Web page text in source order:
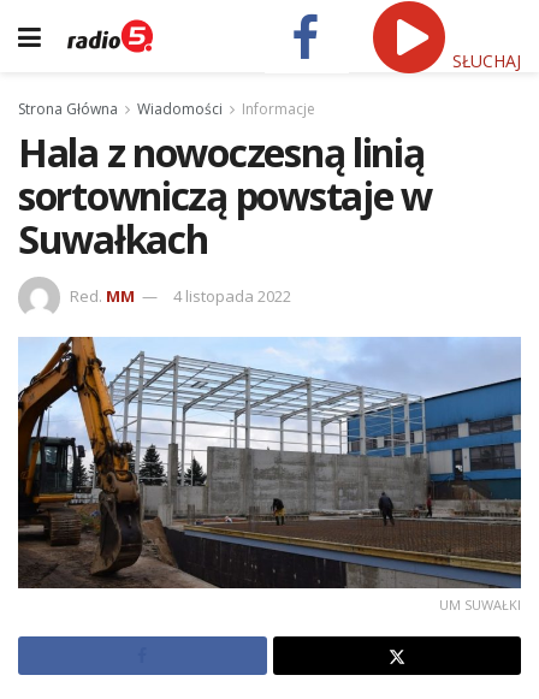
SŁUCHAJ
Strona Główna Wiadomości Informacje
Hala z nowoczesną linią
sortowniczą powstaje w
Suwałkach
Red. MM 4 listopada 2022
UM SUWAŁKI